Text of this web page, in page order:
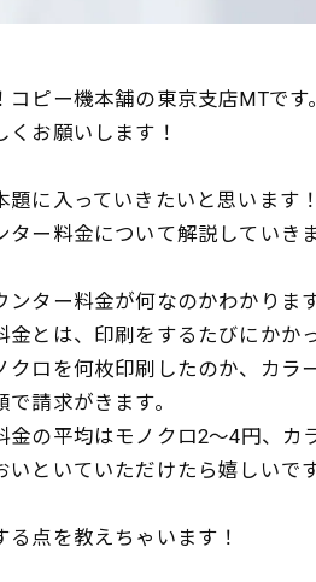
コピー機本舗の東京支店MTです
くお願いします！
題に入っていきたいと思います
ター料金について解説していき
ンター料金が何なのかわかりま
金とは、印刷をするたびにかか
クロを何枚印刷したのか、カラ
請求がきます。
金の平均はモノクロ2～4円、カ
いといていただけたら嬉しいで
る点を教えちゃいます！